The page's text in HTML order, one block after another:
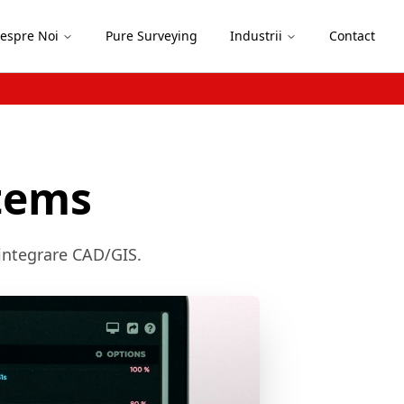
Noi Pure Surveying Industrii Contact
CAD/GIS.